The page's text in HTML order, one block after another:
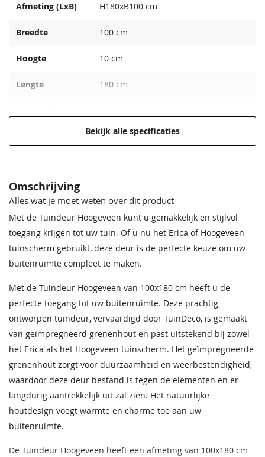
Afmeting (LxB) H180xB100 cm
Breedte 100 cm
Hoogte 10 cm
Lengte 180 cm
EAN code 8715815000801
Bekijk alle specificaties
Omschrijving
Alles wat je moet weten over dit product
Met de Tuindeur Hoogeveen kunt u gemakkelijk en stijlvol
toegang krijgen tot uw tuin. Of u nu het Erica of Hoogeveen
tuinscherm gebruikt, deze deur is de perfecte keuze om uw
buitenruimte compleet te maken.
Met de Tuindeur Hoogeveen van 100x180 cm heeft u de
perfecte toegang tot uw buitenruimte. Deze prachtig
ontworpen tuindeur, vervaardigd door TuinDeco, is gemaakt
van geïmpregneerd grenenhout en past uitstekend bij zowel
het Erica als het Hoogeveen tuinscherm. Het geïmpregneerde
grenenhout zorgt voor duurzaamheid en weerbestendigheid,
waardoor deze deur bestand is tegen de elementen en er
langdurig aantrekkelijk uit zal zien. Het natuurlijke
houtdesign voegt warmte en charme toe aan uw
buitenruimte.
De Tuindeur Hoogeveen heeft een afmeting van 100x180 cm